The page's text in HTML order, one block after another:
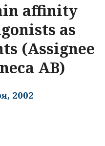
affinity
as
(Assignee
AB)
2002